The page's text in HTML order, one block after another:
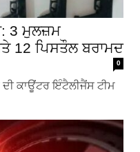
3 ਮੁਲਜ਼ਮ
12 ਪਿਸਤੌਲ ਬਰਾਮਦ
0
ਕਾਊਂਟਰ ਇੰਟੈਲੀਜੈਂਸ ਟੀਮ